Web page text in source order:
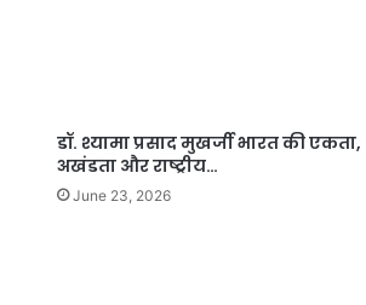
डॉ. श्यामा प्रसाद मुखर्जी भारत की एकता,
अखंडता और राष्ट्रीय…
June 23, 2026